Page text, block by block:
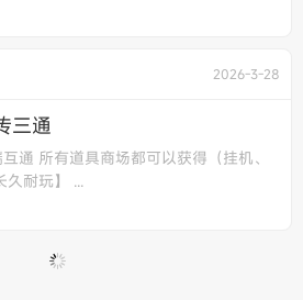
2026-3-28
三通
通 所有道具商场都可以获得（挂机、
久耐玩】 ...